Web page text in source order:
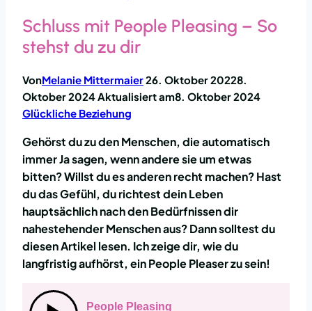
Schluss mit People Pleasing – So
stehst du zu dir
VonMelanie Mittermaier26. Oktober 20228.
Oktober 2024Aktualisiert am8. Oktober 2024
Glückliche Beziehung
Gehörst du zu den Menschen, die automatisch
immer Ja sagen, wenn andere sie um etwas
bitten? Willst du es anderen recht machen? Hast
du das Gefühl, du richtest dein Leben
hauptsächlich nach den Bedürfnissen dir
nahestehender Menschen aus? Dann solltest du
diesen Artikel lesen. Ich zeige dir, wie du
langfristig aufhörst, ein People Pleaser zu sein!